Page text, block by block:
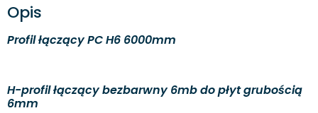
Opis
Profil łączący PC H6 6000mm
H-profil łączący bezbarwny 6mb do płyt grubością
6mm